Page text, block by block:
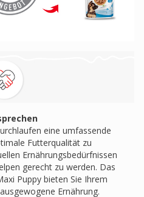
eine umfassende
Futterqualität zu
Ernährungsbedürfnissen
gerecht zu werden. Das
Puppy bieten Sie Ihrem
Ernährung.